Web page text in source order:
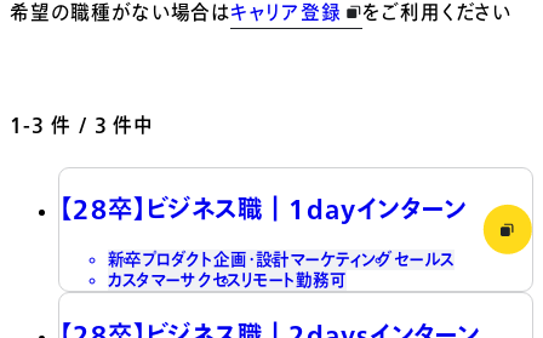
希望の職種がない場合はキャリア登録 をご利用ください
1-3 件 / 3 件中
【28卒】ビジネス職┃1dayインターン
新卒プロダクト企画・設計マーケティング セールス
カスタマーサクセスリモート勤務可